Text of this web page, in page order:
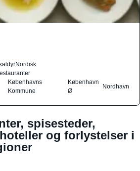
Nordisk
Københavns
Kommune
København
Ø
Nordhavn
spisesteder,
og forlystelser i